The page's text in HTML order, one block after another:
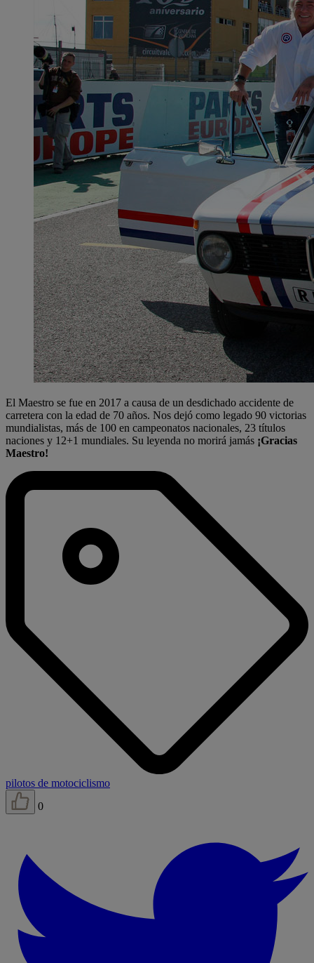
El Maestro se fue en 2017 a causa de un desdichado accidente de
carretera con la edad de 70 años. Nos dejó como legado 90 victorias
mundialistas, más de 100 en campeonatos nacionales, 23 títulos
naciones y 12+1 mundiales. Su leyenda no morirá jamás ¡Gracias
Maestro!
pilotos de motociclismo
0